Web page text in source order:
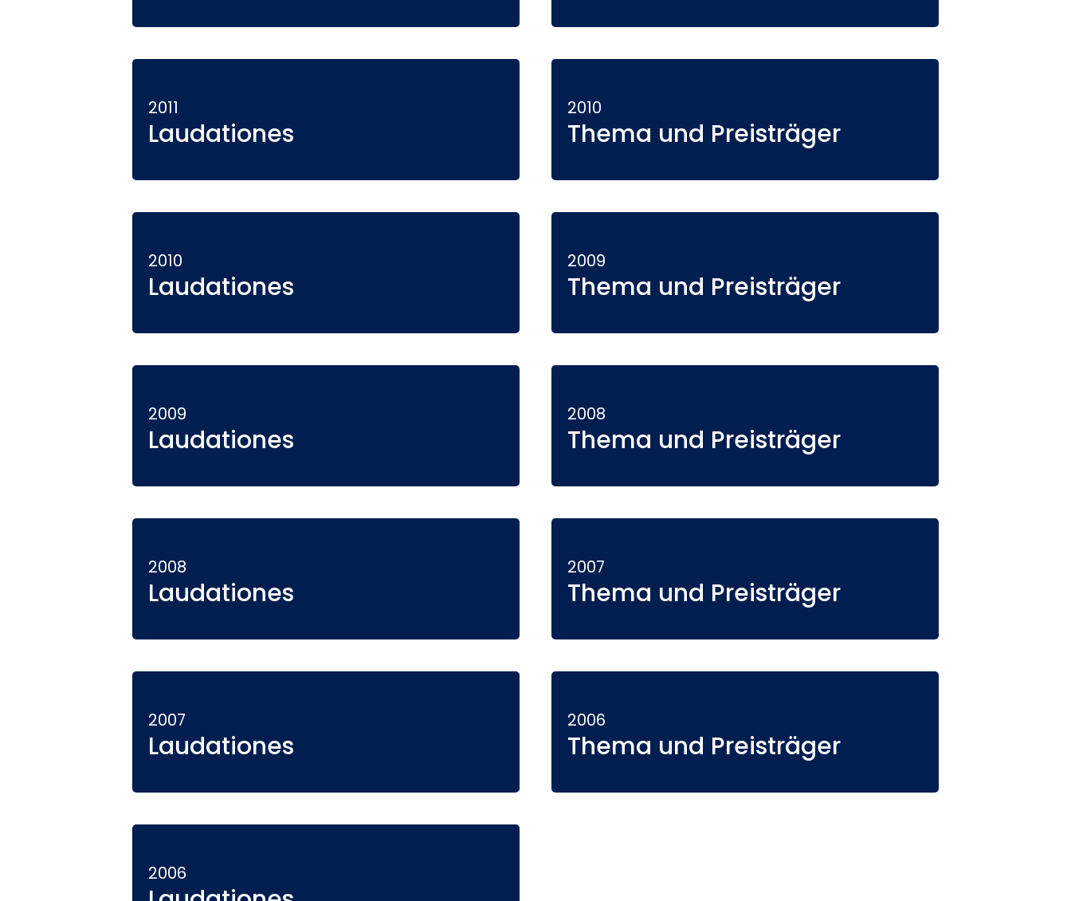
2011
Laudationes
2010
Thema und Preisträger
2010
Laudationes
2009
Thema und Preisträger
2009
Laudationes
2008
Thema und Preisträger
2008
Laudationes
2007
Thema und Preisträger
2007
Laudationes
2006
Thema und Preisträger
2006